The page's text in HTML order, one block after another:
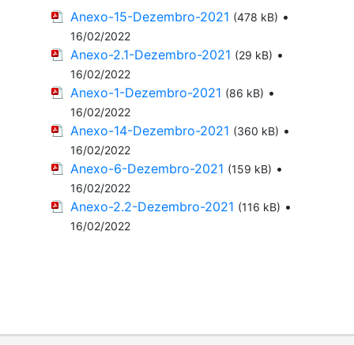
Anexo-15-Dezembro-2021 (478 kB) •
16/02/2022
Anexo-2.1-Dezembro-2021 (29 kB) •
16/02/2022
Anexo-1-Dezembro-2021 (86 kB) •
16/02/2022
Anexo-14-Dezembro-2021 (360 kB) •
16/02/2022
Anexo-6-Dezembro-2021 (159 kB) •
16/02/2022
Anexo-2.2-Dezembro-2021 (116 kB) •
16/02/2022